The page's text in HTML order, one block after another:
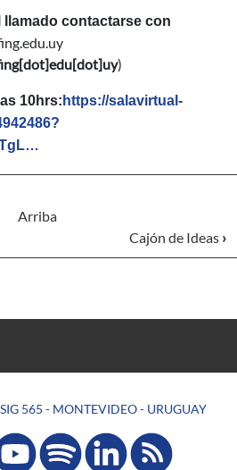
contactarse con
)
10hrs: https://salavirtual-
Arriba
Cajón de Ideas ›
565 - MONTEVIDEO - URUGUAY